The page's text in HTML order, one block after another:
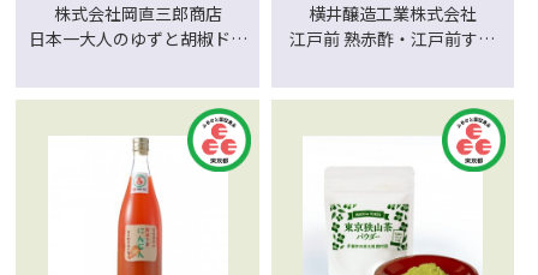
株式会社岡直三郎商店
日本一大人のゆずと胡椒ドレ
酢 日本一トマトドレッシン
横井醸造工業株式会社
江戸前 熟赤酢・江戸前すし
米の酢